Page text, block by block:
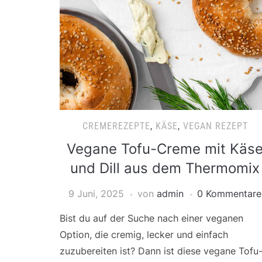
CREMEREZEPTE, KÄSE, VEGAN REZEPT
Vegane Tofu-Creme mit
und Dill aus dem Thermomix
9 Juni, 2025 von admin 0 Kommentare
Bist du auf der Suche nach einer veganen
Option, die cremig, lecker und einfach
zuzubereiten ist? Dann ist diese vegane Tofu-